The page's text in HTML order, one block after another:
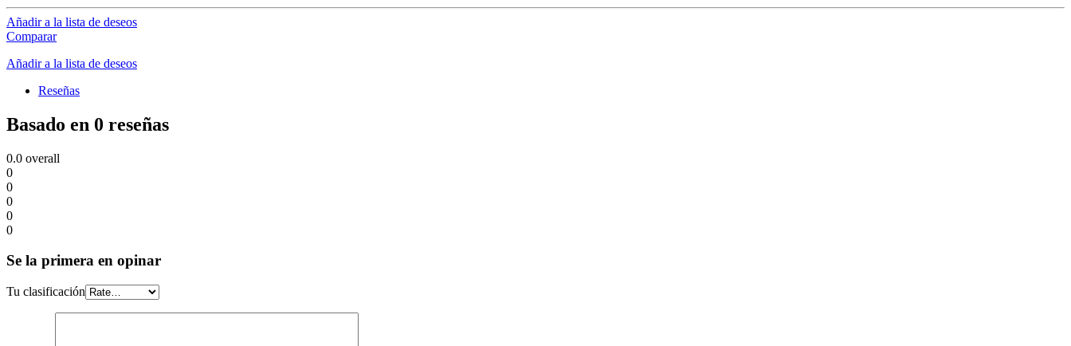
Añadir a la lista de deseos
Comparar
Añadir a la lista de deseos
Reseñas
Basado en 0 reseñas
0.0 overall
0
0
0
0
0
Se la primera en opinar
Tu clasificación